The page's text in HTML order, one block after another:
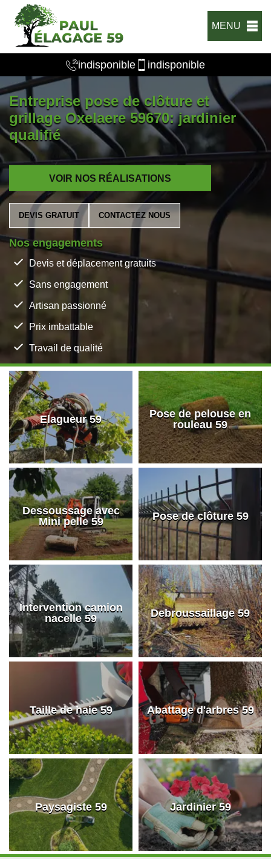
MENU
indisponible indisponible
Entreprise pose de clôture et
grillage Oxelaere 59670: jardinier
qualifié
VOIR NOS RÉALISATIONS
DEVIS GRATUIT CONTACTEZ NOUS
Nos engagements
Devis et déplacement gratuits
Sans engagement
Artisan passionné
Prix imbattable
Travail de qualité
Elagueur 59
Pose de pelouse en
rouleau 59
Dessoussage avec
Mini pelle 59
Pose de clôture 59
Intervention camion
nacelle 59
Debroussaillage 59
Taille de haie 59 Abattage d'arbres 59
Paysagiste 59 Jardinier 59